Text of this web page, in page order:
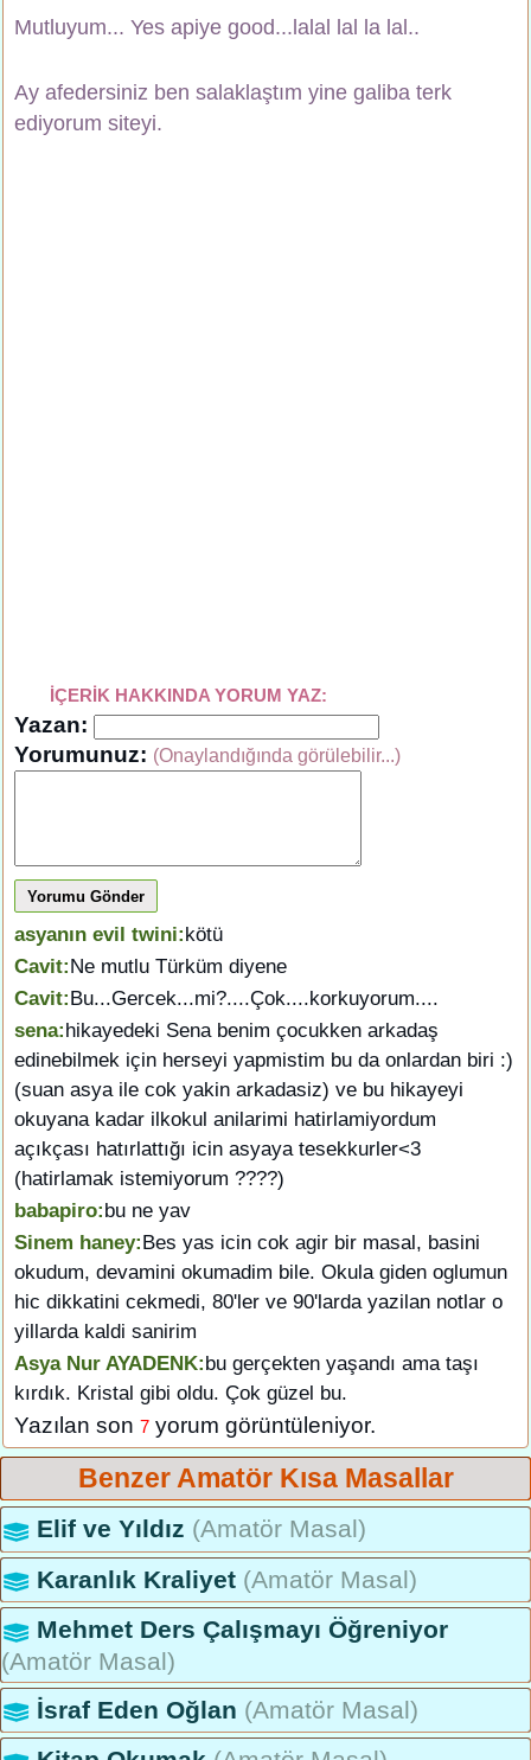
Mutluyum... Yes apiye good...lalal lal la lal..
Ay afedersiniz ben salaklaştım yine galiba terk
ediyorum siteyi.
İÇERİK HAKKINDA YORUM YAZ:
Yazan:
Yorumunuz: (Onaylandığında görülebilir...)
Yorumu Gönder
asyanın evil twini:kötü
Cavit:Ne mutlu Türküm diyene
Cavit:Bu...Gercek...mi?....Çok....korkuyorum....
sena:hikayedeki Sena benim çocukken arkadaş
edinebilmek için herseyi yapmistim bu da onlardan biri :)
(suan asya ile cok yakin arkadasiz) ve bu hikayeyi
okuyana kadar ilkokul anilarimi hatirlamiyordum
açıkçası hatırlattığı icin asyaya tesekkurler<3
(hatirlamak istemiyorum ????)
babapiro:bu ne yav
Sinem haney:Bes yas icin cok agir bir masal, basini
okudum, devamini okumadim bile. Okula giden oglumun
hic dikkatini cekmedi, 80'ler ve 90'larda yazilan notlar o
yillarda kaldi sanirim
Asya Nur AYADENK:bu gerçekten yaşandı ama taşı
kırdık. Kristal gibi oldu. Çok güzel bu.
Yazılan son 7 yorum görüntüleniyor.
Benzer Amatör Kısa Masallar
Elif ve Yıldız (Amatör Masal)
Karanlık Kraliyet (Amatör Masal)
Mehmet Ders Çalışmayı Öğreniyor
(Amatör Masal)
İsraf Eden Oğlan (Amatör Masal)